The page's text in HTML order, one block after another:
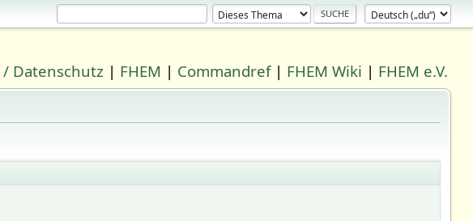
Datenschutz | FHEM | Commandref| FHEM Wiki | FHEM e.V.